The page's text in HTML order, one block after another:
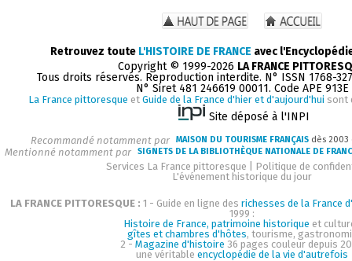
Retrouvez toute L'HISTOIRE DE FRANCE avec
Copyright © 1999-2026 LA FRANCE
Tous droits réservés. Reproduction interdite. N° ISSN 1768-
N° Siret 481 246619 00011. Code APE 913E
La France pittoresque et Guide de la France d'hier et d'aujourd'hui sont
Site déposé à l'INPI
Recommandé notamment par MAISON DU TOURISME FRANÇAIS dès
Mentionné notamment par SIGNETS DE LA BIBLIOTHÈQUE NATIONALE DE
Services La France pittoresque
Politique de
L'événement historique du jour
LA FRANCE PITTORESQUE : 1 - Guide en ligne des richesses de la France
1999 :
Histoire de France, patrimoine historique et
gîtes et chambres d'hôtes, tourisme,
2 - Magazine d'histoire 36 pages couleur depuis
une véritable encyclopédie de la vie d'autrefois